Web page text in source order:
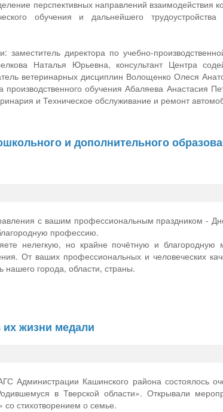
перспективных направлений взаимодействия
обучения и дальнейшего трудоустройства
заместитель директора по учебно-
Наталья Юрьевна, консультант Центра
ветеринарных дисциплин Волощенко Олеся
обучения Абаляева Анастасия
и Техническое обслуживание и ремонт
и дополнительного
с вашим профессиональным праздником -
профессию.
нелегкую, но крайне почётную и благородную
От ваших профессиональных и человеческих
нашего города, области, страны.
жизни медали
Администрации Кашинского района состоялось
в Тверской области». Открывали
со стихотворением о семье.